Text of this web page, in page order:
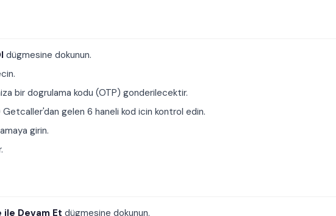
dügmesine dokunun.
bir dogrulama kodu (OTP) gonderilecektir.
gelen 6 haneli kod icin kontrol edin.
girin.
ile Devam Et dügmesine dokunun.